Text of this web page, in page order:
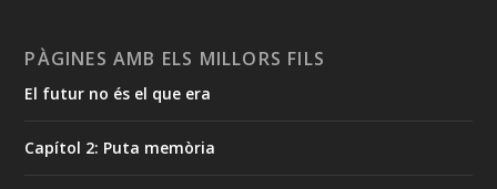
PÀGINES AMB ELS MILLORS FILS
El futur no és el que era
Capítol 2: Puta memòria